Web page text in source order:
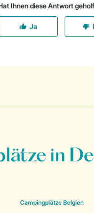
in
Campingplätze Belgien